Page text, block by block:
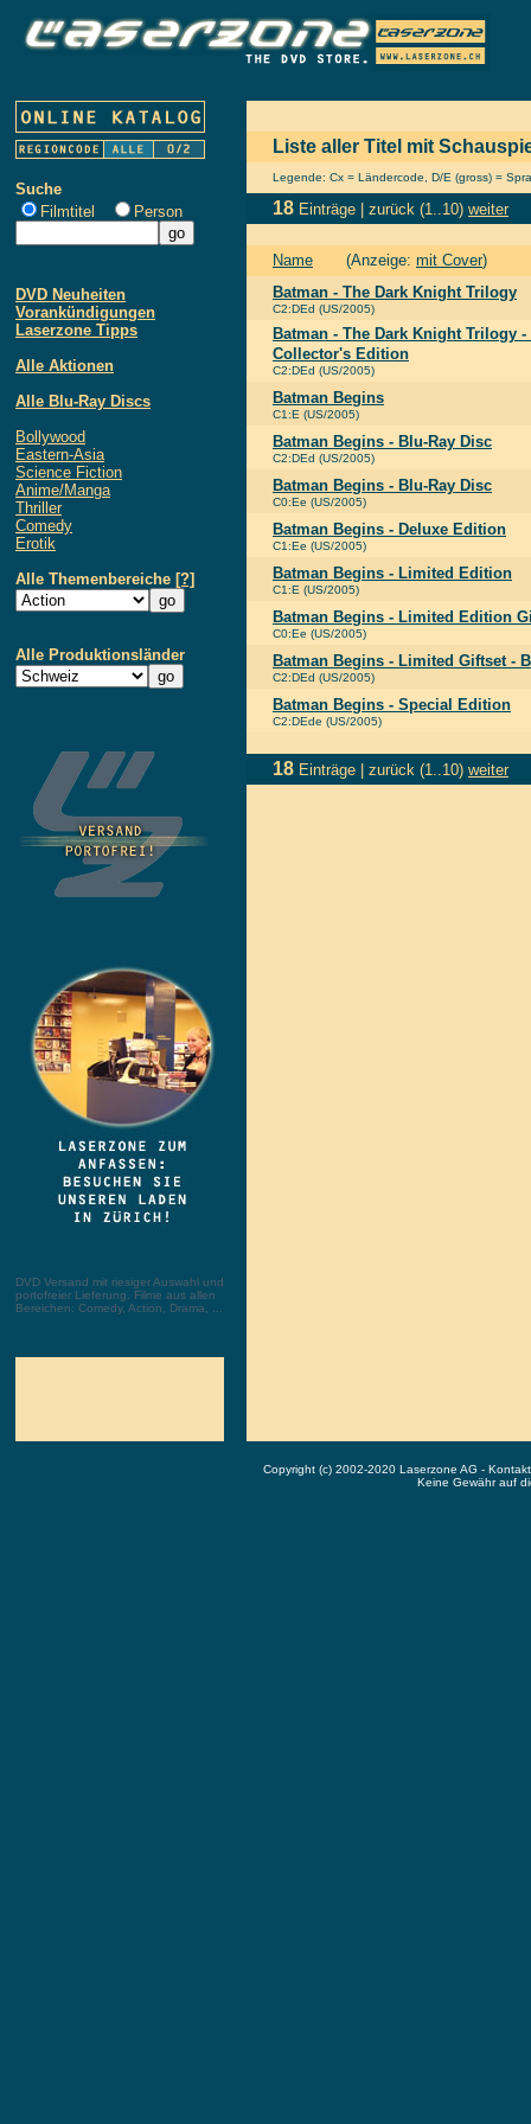
Suche
Filmtitel
Person
DVD Neuheiten
Vorankündigungen
Laserzone Tipps
Alle Aktionen
Alle Blu-Ray Discs
Bollywood
Eastern-Asia
Science Fiction
Anime/Manga
Thriller
Comedy
Erotik
Alle Themenbereiche [?]
Alle Produktionsländer
DVD Versand mit riesiger Auswahl und
portofreier Lieferung. Filme aus allen
Bereichen: Comedy, Action, Drama, ...
Liste aller Titel mit
Legende: Cx = Ländercode, D/E (gross) =
18 Einträge | zurück (1..10) weiter
Name (Anzeige: mit Cover)
Batman - The Dark Knight Trilogy
C2:DEd (US/2005)
Batman - The Dark Knight Trilogy
Collector's Edition
C2:DEd (US/2005)
Batman Begins
C1:E (US/2005)
Batman Begins - Blu-Ray Disc
C2:DEd (US/2005)
Batman Begins - Blu-Ray Disc
C0:Ee (US/2005)
Batman Begins - Deluxe Edition
C1:Ee (US/2005)
Batman Begins - Limited Edition
C1:E (US/2005)
Batman Begins - Limited Edition
C0:Ee (US/2005)
Batman Begins - Limited Giftset -
C2:DEd (US/2005)
Batman Begins - Special Edition
C2:DEde (US/2005)
18 Einträge | zurück (1..10) weiter
Copyright (c) 2002-2020 Laserzone AG -
Keine Gewähr auf